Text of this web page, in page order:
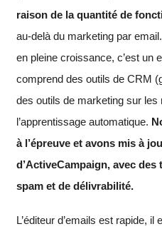
raison de la quantité de
au-delà du marketing par
en pleine croissance, c’est un
comprend des outils de CRM
des outils de marketing sur
l’apprentissage automatique.
à l’épreuve et avons mis à
d’ActiveCampaign, avec
spam et de délivrabilité.
L’éditeur d’emails est rapide, il